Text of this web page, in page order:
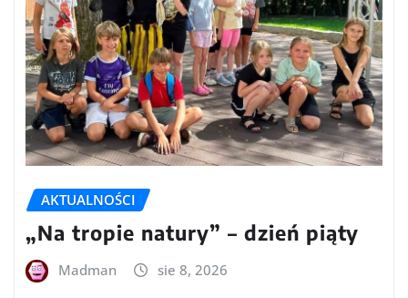
AKTUALNOŚCI
„Na tropie natury” – dzień piąty
Madman sie 8, 2026